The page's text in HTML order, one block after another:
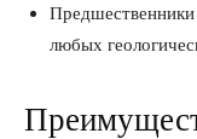
Предшественники
любых